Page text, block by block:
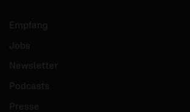
Empfang
Jobs
Newsletter
Podcasts
Presse